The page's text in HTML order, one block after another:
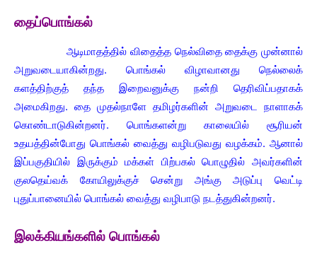
தைப்பொங்கல்
ஆடிமாதத்தில் விதைத்த நெல்விதை தைக்கு முன்னால்
அறுவடையாகின்றது. பொங்கல் விழாவானது நெல்லைக்
களத்திற்குத் தந்த இறைவனுக்கு நன்றி தெரிவிப்பதாகக்
அமைகிறது. தை முதல்நாளே தமிழர்களின் அறுவடை நாளாகக்
கொண்டாடுகின்றனர். பொங்களன்று காலையில் சூரியன்
உதயத்தின்போது பொங்கல் வைத்து வழிபடுவது வழக்கம். ஆனால்
இப்பகுதியில் இருக்கும் மக்கள் பிற்பகல் பொழுதில் அவர்களின்
குலதெய்வக் கோயிலுக்குச் சென்று அங்கு அடுப்பு வெட்டி
புதுப்பானையில் பொங்கல் வைத்து வழிபாடு நடத்துகின்றனர்.
இலக்கியங்களில் பொங்கல்